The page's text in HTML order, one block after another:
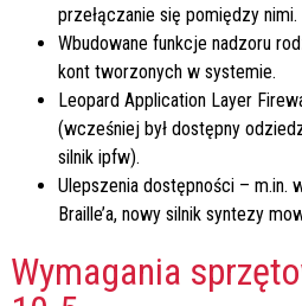
przełączanie się pomiędzy nimi.
Wbudowane funkcje nadzoru
kont tworzonych w systemie.
Leopard Application Layer
(wcześniej był dostępny
silnik ipfw).
Ulepszenia dostępności – m.in.
Braille’a, nowy silnik syntezy
Wymagania